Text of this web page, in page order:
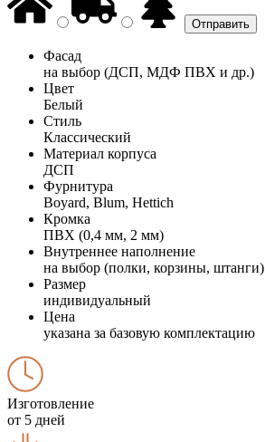
Фасад
на выбор (ДСП, МДФ ПВХ и др.)
Цвет
Белый
Стиль
Классический
Материал корпуса
ДСП
Фурнитура
Boyard, Blum, Hettich
Кромка
ПВХ (0,4 мм, 2 мм)
Внутреннее наполнение
на выбор (полки, корзины, штанги)
Размер
индивидуальный
Цена
указана за базовую комплектацию
Изготовление
от 5 дней